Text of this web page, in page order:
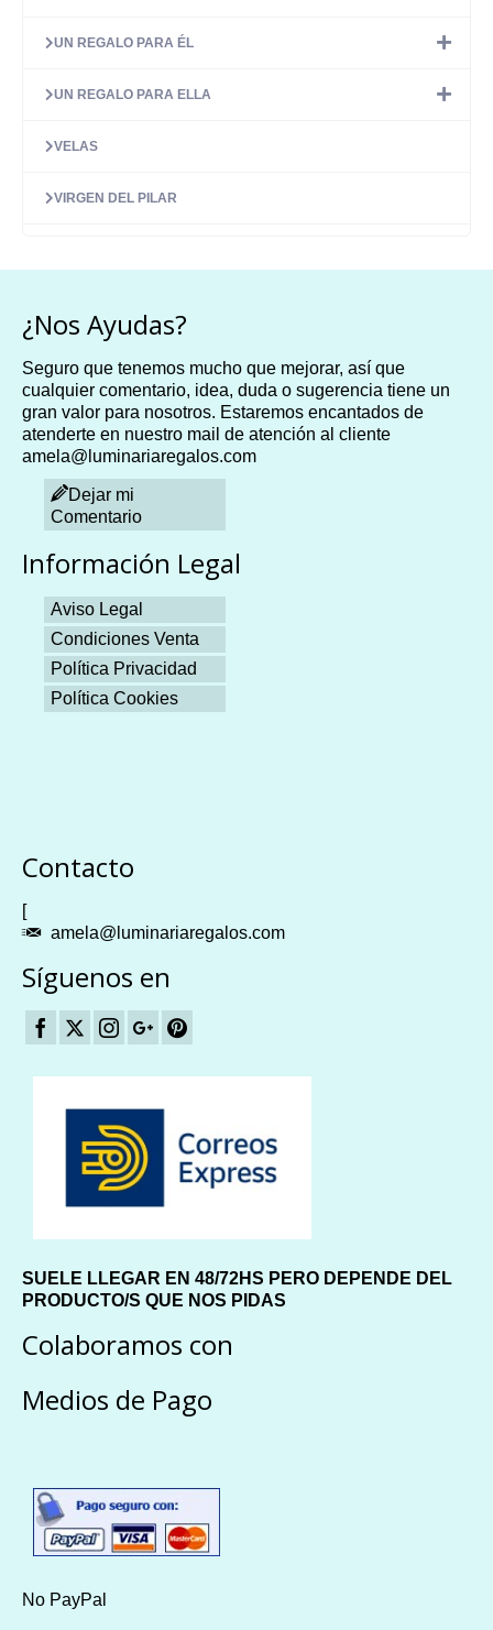
UN REGALO PARA ÉL
UN REGALO PARA ELLA
VELAS
VIRGEN DEL PILAR
¿Nos Ayudas?
Seguro que tenemos mucho que mejorar, así que
cualquier comentario, idea, duda o sugerencia tiene un
gran valor para nosotros. Estaremos encantados de
atenderte en nuestro mail de atención al cliente
amela@luminariaregalos.com
Dejar mi
Comentario
Información Legal
Aviso Legal
Condiciones Venta
Política Privacidad
Política Cookies
Contacto
[
amela@luminariaregalos.com
Síguenos en
SUELE LLEGAR EN 48/72HS PERO DEPENDE DEL
PRODUCTO/S QUE NOS PIDAS
Colaboramos con
Medios de Pago
No PayPal